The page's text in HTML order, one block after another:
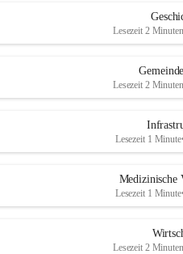
Lesezeit 2 Minuten
Lesezeit 2 Minuten
Lesezeit 1 Minute
Medizinische
Lesezeit 1 Minute
Lesezeit 2 Minuten